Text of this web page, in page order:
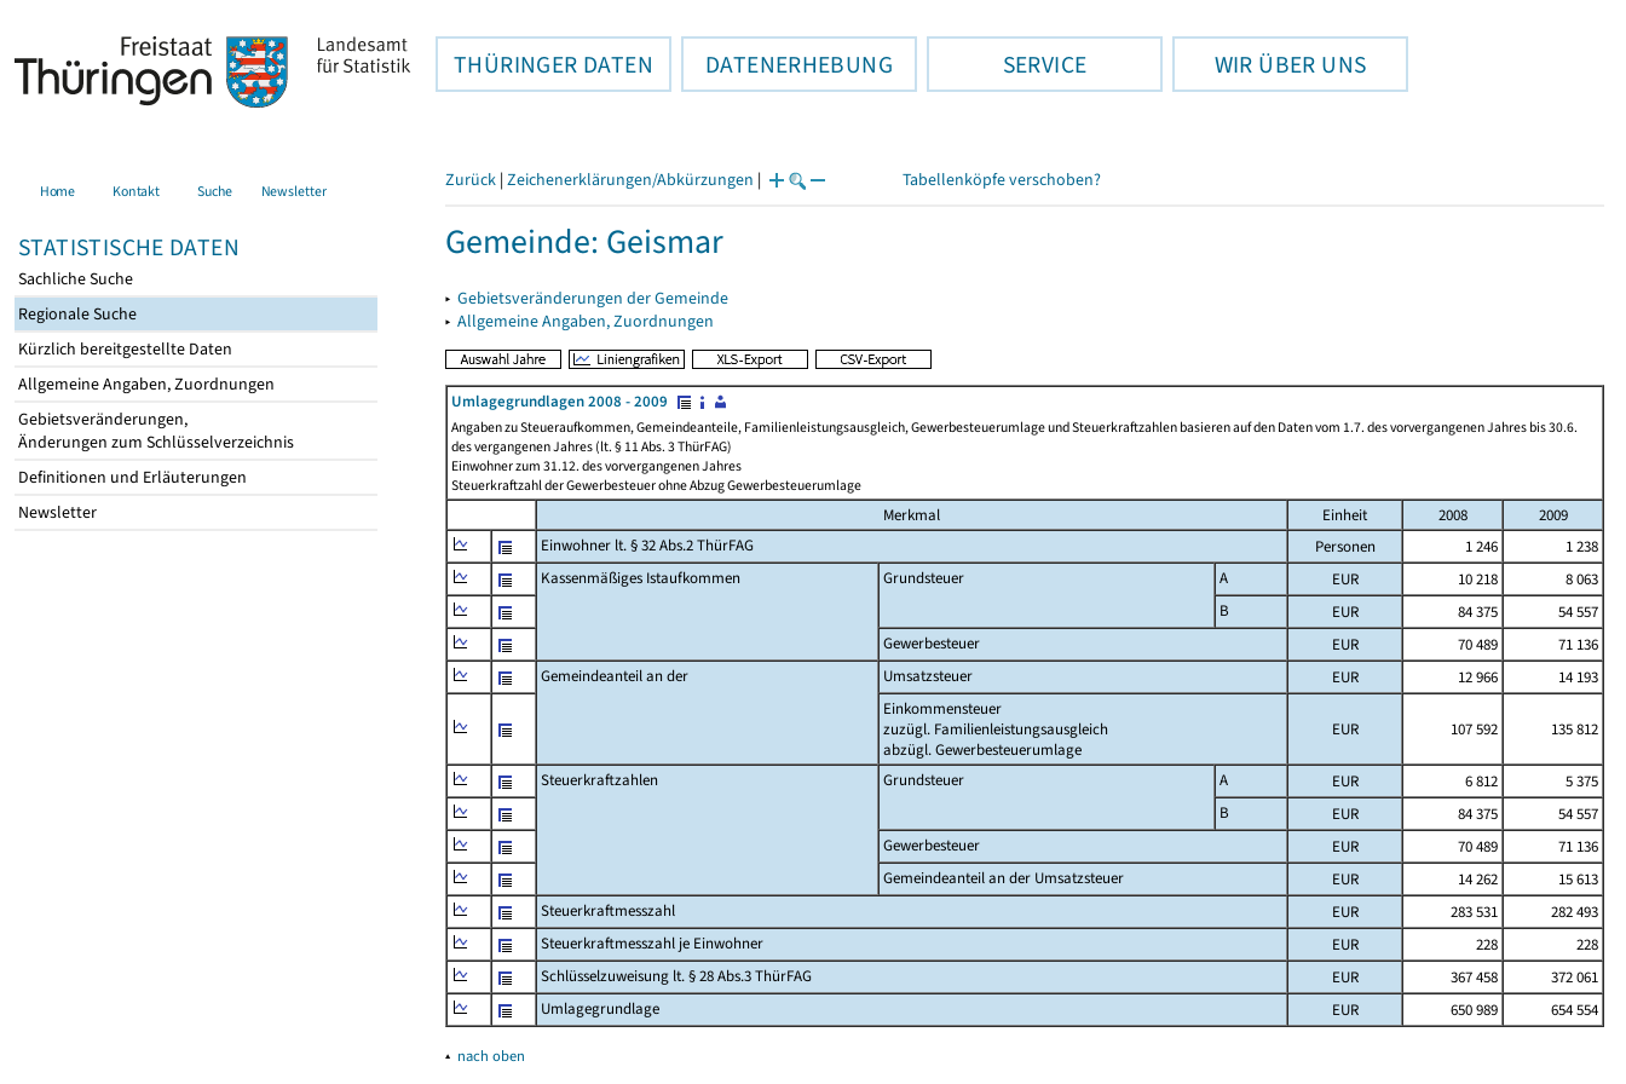
THÜRINGER DATEN DATENERHEBUNG SERVICE WIR ÜBER UNS
Home Kontakt Suche Newsletter
STATISTISCHE DATEN
Sachliche Suche
Regionale Suche
Kürzlich bereitgestellte Daten
Allgemeine Angaben, Zuordnungen
Gebietsveränderungen,
Änderungen zum Schlüsselverzeichnis
Definitionen und Erläuterungen
Newsletter
Zurück | Zeichenerklärungen/Abkürzungen | Tabellenköpfe verschoben?
Gemeinde: Geismar
▸ Gebietsveränderungen der Gemeinde
▸ Allgemeine Angaben, Zuordnungen
Umlagegrundlagen 2008 - 2009
Angaben zu Steueraufkommen, Gemeindeanteile, Familienleistungsausgleich, Gewerbesteuerumlage und Steuerkraftzahlen basieren auf den Daten vom 1.7. des vorvergangenen Jahres bis 30.6.
des vergangenen Jahres (lt. § 11 Abs. 3 ThürFAG)
Einwohner zum 31.12. des vorvergangenen Jahres
Steuerkraftzahl der Gewerbesteuer ohne Abzug Gewerbesteuerumlage
Merkmal Einheit 2008
2009
Einwohner lt. § 32 Abs.2 ThürFAG
Personen 1 246
1 238
Kassenmäßiges Istaufkommen
Grundsteuer A EUR 10 218
8 063
B
EUR 84 375
54 557
Gewerbesteuer
EUR 70 489
71 136
Gemeindeanteil an der
Umsatzsteuer EUR 12 966
14 193
Einkommensteuer
zuzügl. Familienleistungsausgleich
abzügl. Gewerbesteuerumlage
EUR 107 592 135 812
Steuerkraftzahlen Grundsteuer A EUR 6 812
5 375
B
EUR 84 375
54 557
Gewerbesteuer
EUR 70 489
71 136
Gemeindeanteil an der Umsatzsteuer
EUR 14 262
15 613
Steuerkraftmesszahl
EUR 283 531
282 493
Steuerkraftmesszahl je Einwohner
EUR 228
228
Schlüsselzuweisung lt. § 28 Abs.3 ThürFAG
EUR 367 458
372 061
Umlagegrundlage
EUR 650 989 654 554
▴ nach oben